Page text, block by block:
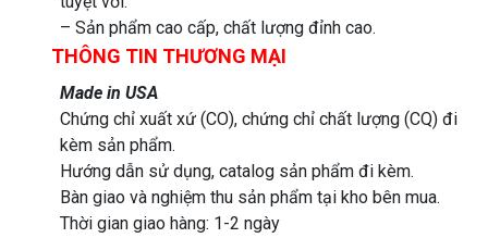
– Sản phẩm cao cấp, chất lượng đỉnh cao.
THÔNG TIN THƯƠNG MẠI
Made in USA
Chứng chỉ xuất xứ (CO), chứng chỉ chất lượng (CQ) đi
kèm sản phẩm.
Hướng dẫn sử dụng, catalog sản phẩm đi kèm.
Bàn giao và nghiệm thu sản phẩm tại kho bên mua.
Thời gian giao hàng: 1-2 ngày